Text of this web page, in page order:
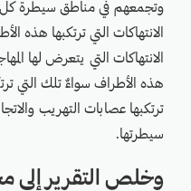
وتجمعهم في مناطق سيطرة كل
الانتهاكات التي ترتكبها
الانتهاكات التي يتعرض لها
هذه الأطراف سواءٌ تلك التي
ترتكبها عصابات التهريب
سيطرتها.
وخلص التقرير إلى